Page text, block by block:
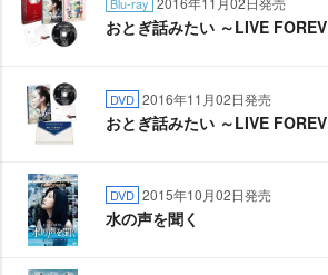
おとぎ話みたい ～LIVE
DVD 2016年11月02日発売
おとぎ話みたい ～LIVE
DVD 2015年10月02日発売
水の声を聞く